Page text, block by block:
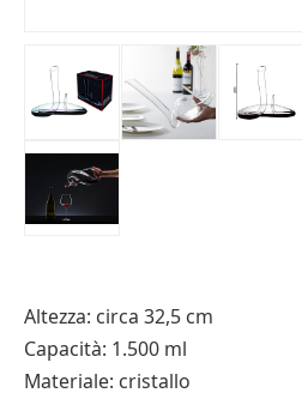
Altezza: circa 32,5 cm
Capacità: 1.500 ml
Materiale: cristallo